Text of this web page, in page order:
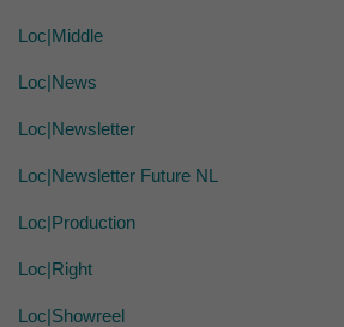
Loc|Middle
Loc|News
Loc|Newsletter
Loc|Newsletter Future NL
Loc|Production
Loc|Right
Loc|Showreel